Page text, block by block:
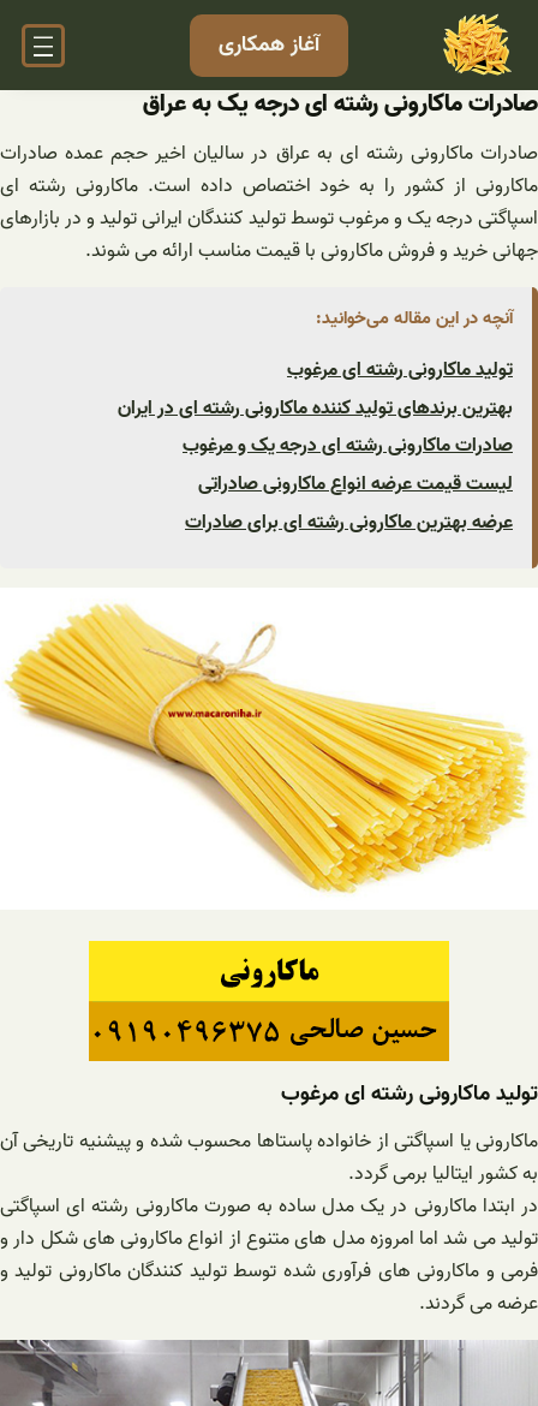
محتوا
آغاز همکاری
صادرات ماکارونی رشته ای درجه یک به عراق
صادرات ماکارونی رشته ای به عراق در سالیان اخیر حجم عمده صادرات
ماکارونی از کشور را به خود اختصاص داده است. ماکارونی رشته ای
اسپاگتی درجه یک و مرغوب توسط تولید کنندگان ایرانی تولید و در بازارهای
جهانی خرید و فروش ماکارونی با قیمت مناسب ارائه می شوند.
آنچه در این مقاله می‌خوانید:
تولید ماکارونی رشته ای مرغوب
بهترین برندهای تولید کننده ماکارونی رشته ای در ایران
صادرات ماکارونی رشته ای درجه یک و مرغوب
لیست قیمت عرضه انواع ماکارونی صادراتی
عرضه بهترین ماکارونی رشته ای برای صادرات
تولید ماکارونی رشته ای مرغوب
ماکارونی یا اسپاگتی از خانواده پاستاها محسوب شده و پیشنیه تاریخی آن
به کشور ایتالیا برمی گردد.
در ابتدا ماکارونی در یک مدل ساده به صورت ماکارونی رشته ای اسپاگتی
تولید می شد اما امروزه مدل های متنوع از انواع ماکارونی های شکل دار و
فرمی و ماکارونی های فرآوری شده توسط تولید کنندگان ماکارونی تولید و
عرضه می گردند.